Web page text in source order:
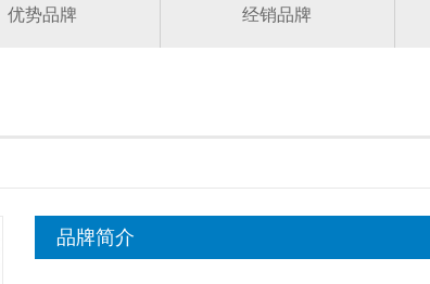
优势品牌 经销品牌
品牌简介